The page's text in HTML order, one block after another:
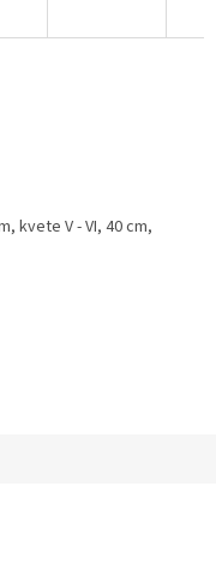
kvete V - VI, 40 cm,